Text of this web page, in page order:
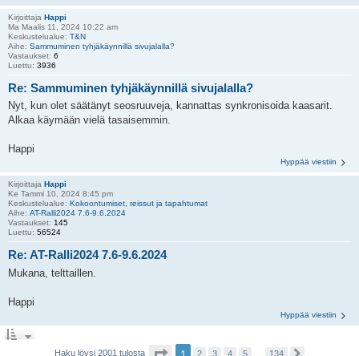
Kirjoittaja Happi
Ma Maalis 11, 2024 10:22 am
Keskustelualue: T&N
Aihe: Sammuminen tyhjäkäynnillä sivujalalla?
Vastaukset: 6
Luettu: 3936
Re: Sammuminen tyhjäkäynnillä sivujalalla?
Nyt, kun olet säätänyt seosruuveja, kannattas synkronisoida kaasarit.
Alkaa käymään vielä tasaisemmin.
Happi
Hyppää viestiin
Kirjoittaja Happi
Ke Tammi 10, 2024 8:45 pm
Keskustelualue: Kokoontumiset, reissut ja tapahtumat
Aihe: AT-Ralli2024 7.6-9.6.2024
Vastaukset: 145
Luettu: 56524
Re: AT-Ralli2024 7.6-9.6.2024
Mukana, telttaillen.
Happi
Hyppää viestiin
Haku löysi 2001 tulosta 2 3 4 5 134